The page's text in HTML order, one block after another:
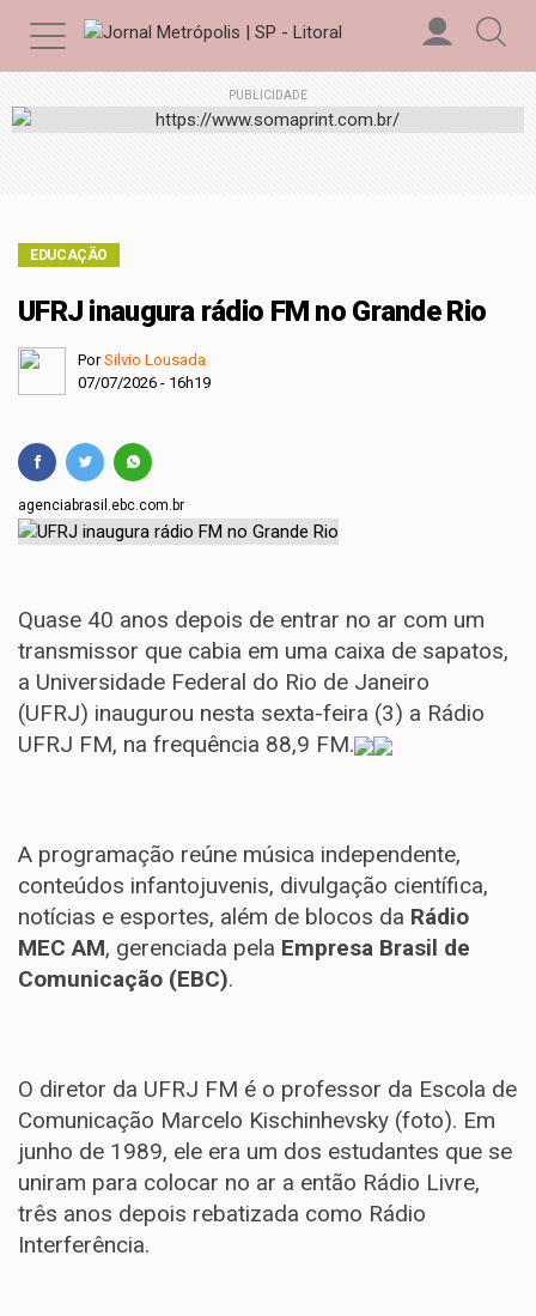
PUBLICIDADE
EDUCAÇÃO
UFRJ inaugura rádio FM no Grande Rio
PorSilvio Lousada
07/07/2026 - 16h19
agenciabrasil.ebc.com.br
Quase 40 anos depois de entrar no ar com um
transmissor que cabia em uma caixa de sapatos,
a Universidade Federal do Rio de Janeiro
(UFRJ) inaugurou nesta sexta-feira (3) a Rádio
UFRJ FM, na frequência 88,9 FM.
A programação reúne música independente,
conteúdos infantojuvenis, divulgação científica,
notícias e esportes, além de blocos da Rádio
MEC AM, gerenciada pela Empresa Brasil de
Comunicação (EBC).
O diretor da UFRJ FM é o professor da Escola de
Comunicação Marcelo Kischinhevsky (foto). Em
junho de 1989, ele era um dos estudantes que se
uniram para colocar no ar a então Rádio Livre,
três anos depois rebatizada como Rádio
Interferência.